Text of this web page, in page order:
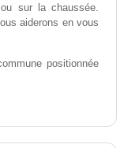
sur la chaussée.
aiderons en vous
positionnée